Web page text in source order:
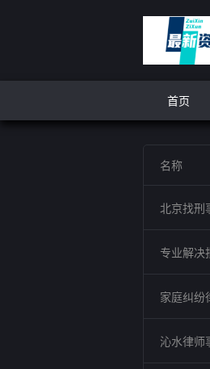
首页
名称
北京找刑
专业解决
家庭纠纷
沁水律师